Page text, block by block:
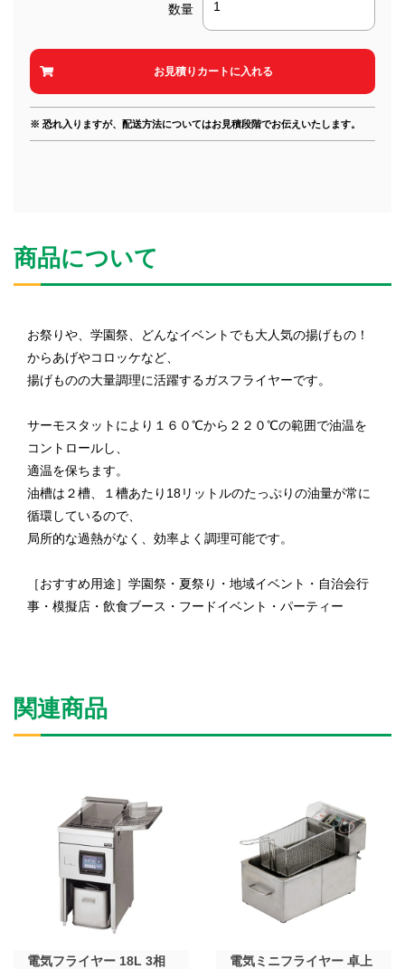
数量
※ 恐れ入りますが、配送方法についてはお見積段階でお伝えいたします。
商品について
お祭りや、学園祭、どんなイベントでも大人気の揚げもの！
からあげやコロッケなど、
揚げものの大量調理に活躍するガスフライヤーです。
サーモスタットにより１６０℃から２２０℃の範囲で油温を
コントロールし、
適温を保ちます。
油槽は２槽、１槽あたり18リットルのたっぷりの油量が常に
循環しているので、
局所的な過熱がなく、効率よく調理可能です。
［おすすめ用途］学園祭・夏祭り・地域イベント・自治会行
事・模擬店・飲食ブース・フードイベント・パーティー
関連商品
電気フライヤー 18L 3相
電気ミニフライヤー 卓上